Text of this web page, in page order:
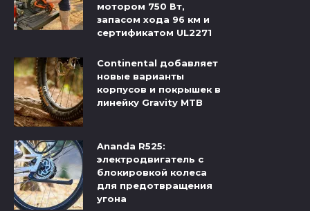
мотором 750 Вт,
запасом хода 96 км и
сертификатом UL2271
Continental добавляет
новые варианты
корпусов и покрышек в
линейку Gravity MTB
Ananda R525:
электродвигатель с
блокировкой колеса
для предотвращения
угона